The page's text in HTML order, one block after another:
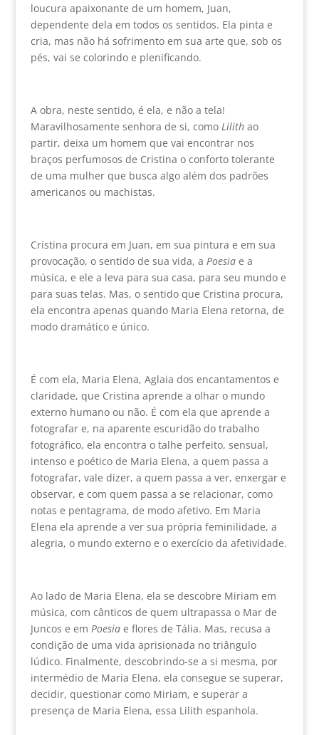
loucura apaixonante de um homem, Juan,
dependente dela em todos os sentidos. Ela pinta e
cria, mas não há sofrimento em sua arte que, sob os
pés, vai se colorindo e plenificando.
A obra, neste sentido, é ela, e não a tela!
Maravilhosamente senhora de si, como Lilithao
partir, deixa um homem que vai encontrar nos
braços perfumosos de Cristina o conforto tolerante
de uma mulher que busca algo além dos padrões
americanos ou machistas.
Cristina procura em Juan, em sua pintura e em sua
provocação, o sentido de sua vida, a Poesiae a
música, e ele a leva para sua casa, para seu mundo e
para suas telas. Mas, o sentido que Cristina procura,
ela encontra apenas quando Maria Elena retorna, de
modo dramático e único.
É com ela, Maria Elena, Aglaia dos encantamentos e
claridade, que Cristina aprende a olhar o mundo
externo humano ou não. É com ela que aprende a
fotografar e, na aparente escuridão do trabalho
fotográfico, ela encontra o talhe perfeito, sensual,
intenso e poético de Maria Elena, a quem passa a
fotografar, vale dizer, a quem passa a ver, enxergar e
observar, e com quem passa a se relacionar, como
notas e pentagrama, de modo afetivo. Em Maria
Elena ela aprende a ver sua própria feminilidade, a
alegria, o mundo externo e o exercício da afetividade.
Ao lado de Maria Elena, ela se descobre Miriam em
música, com cânticos de quem ultrapassa o Mar de
Juncos e em Poesiae flores de Tália. Mas, recusa a
condição de uma vida aprisionada no triângulo
lúdico. Finalmente, descobrindo-se a si mesma, por
intermédio de Maria Elena, ela consegue se superar,
decidir, questionar como Miriam, e superar a
presença de Maria Elena, essa Lilith espanhola.